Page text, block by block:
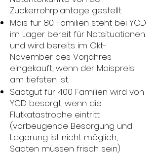
Zuckerrohrplantage gestellt.
Mais für 80 Familien steht bei YCD
im Lager bereit für Notsituationen
und wird bereits im Okt-
November des Vorjahres
eingekauft, wenn der Maispreis
am tiefsten ist.
Saatgut für 400 Familien wird von
YCD besorgt, wenn die
Flutkatastrophe eintritt
(vorbeugende Besorgung und
Lagerung ist nicht möglich,
Saaten müssen frisch sein)